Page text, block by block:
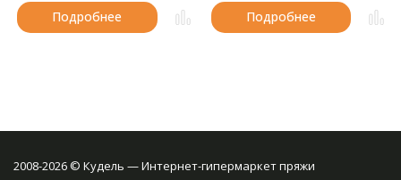
Подробнее Подробнее
2008-2026 © Кудель — Интернет-гипермаркет пряжи